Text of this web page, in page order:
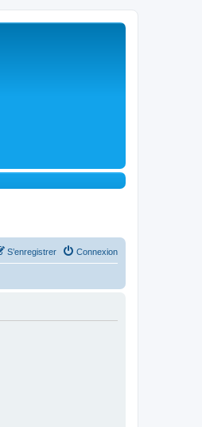
Connexion
S’enregistrer